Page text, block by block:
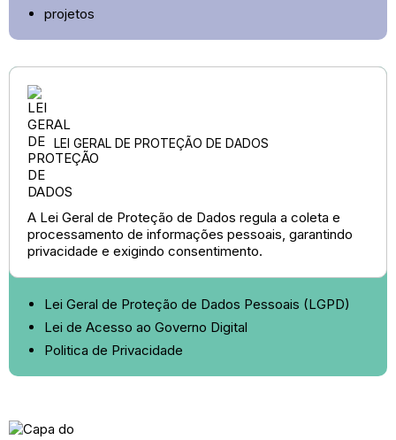
projetos
LEI GERAL DE PROTEÇÃO DE DADOS
A Lei Geral de Proteção de Dados regula a coleta e
processamento de informações pessoais, garantindo
privacidade e exigindo consentimento.
Lei Geral de Proteção de Dados Pessoais (LGPD)
Lei de Acesso ao Governo Digital
Politica de Privacidade